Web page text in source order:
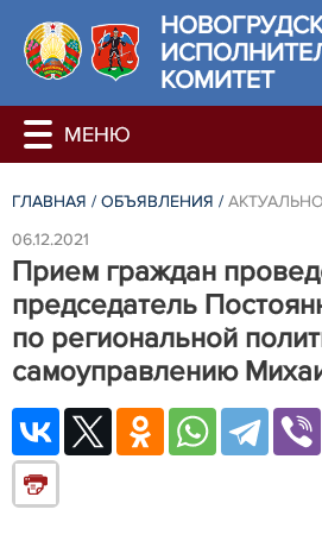
КОМИТЕТ
ГЛАВНАЯ / ОБЪЯВЛЕНИЯ / АКТУАЛЬНО
06.12.2021
Прием граждан
председатель
по региональной
самоуправлению